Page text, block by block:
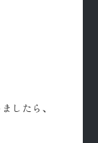
したら、